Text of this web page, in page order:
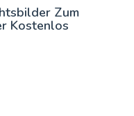
Zum
Kostenlos